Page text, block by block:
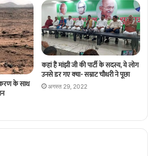
के साथ
कहां हैं मांझी जी की पार्टी के सदस्य, ये लोग
उनसे डर गए क्‍या- सम्राट चौधरी ने पूछा
अगस्त 29, 2022